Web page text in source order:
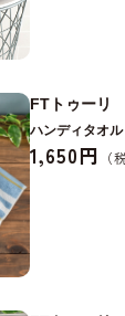
FTトゥーリ
ハンディタオル
1,650円